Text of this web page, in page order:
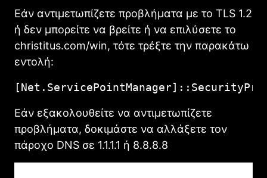
Εάν αντιμετωπίζετε προβλήματα με το TLS 1.2
ή δεν μπορείτε να βρείτε ή να επιλύσετε το
christitus.com/win, τότε τρέξτε την παρακάτω
εντολή:
Εάν εξακολουθείτε να αντιμετωπίζετε
προβλήματα, δοκιμάστε να αλλάξετε τον
πάροχο DNS σε 1.1.1.1 ή 8.8.8.8